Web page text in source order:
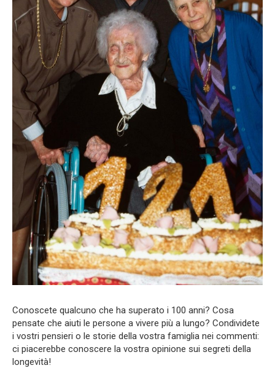
Conoscete qualcuno che ha superato i 100 anni? Cosa
pensate che aiuti le persone a vivere più a lungo? Condividete
i vostri pensieri o le storie della vostra famiglia nei commenti:
ci piacerebbe conoscere la vostra opinione sui segreti della
longevità!